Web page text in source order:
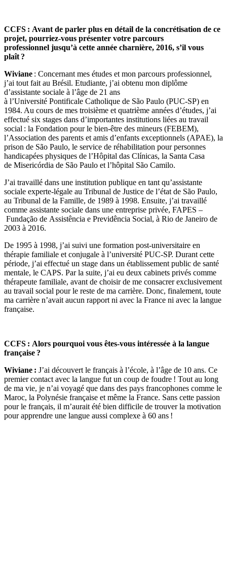
CCFS : Avant de parler plus en détail de la concrétisation de ce
projet, pourriez-vous présenter votre parcours
professionnel jusqu’à cette année charnière, 2016, s’il vous
plaît ?
Wiviane : Concernant mes études et mon parcours professionnel,
j’ai tout fait au Brésil. Etudiante, j’ai obtenu mon diplôme
d’assistante sociale à l’âge de 21 ans
à l’Université Pontificale Catholique de São Paulo (PUC-SP) en
1984. Au cours de mes troisième et quatrième années d’études, j’ai
effectué six stages dans d’importantes institutions liées au travail
social : la Fondation pour le bien-être des mineurs (FEBEM),
l’Association des parents et amis d’enfants exceptionnels (APAE), la
prison de São Paulo, le service de réhabilitation pour personnes
handicapées physiques de l’Hôpital das Clínicas, la Santa Casa
de Misericórdia de São Paulo et l’hôpital São Camilo.
J’ai travaillé dans une institution publique en tant qu’assistante
sociale experte-légale au Tribunal de Justice de l’état de São Paulo,
au Tribunal de la Famille, de 1989 à 1998. Ensuite, j’ai travaillé
comme assistante sociale dans une entreprise privée, FAPES –
Fundação de Assistência e Previdência Social, à Rio de Janeiro de
2003 à 2016.
De 1995 à 1998, j’ai suivi une formation post-universitaire en
thérapie familiale et conjugale à l’université PUC-SP. Durant cette
période, j’ai effectué un stage dans un établissement public de santé
mentale, le CAPS. Par la suite, j’ai eu deux cabinets privés comme
thérapeute familiale, avant de choisir de me consacrer exclusivement
au travail social pour le reste de ma carrière. Donc, finalement, toute
ma carrière n’avait aucun rapport ni avec la France ni avec la langue
française.
CCFS : Alors pourquoi vous êtes-vous intéressée à la langue
française ?
Wiviane : J’ai découvert le français à l’école, à l’âge de 10 ans. Ce
premier contact avec la langue fut un coup de foudre ! Tout au long
de ma vie, je n’ai voyagé que dans des pays francophones comme le
Maroc, la Polynésie française et même la France. Sans cette passion
pour le français, il m’aurait été bien difficile de trouver la motivation
pour apprendre une langue aussi complexe à 60 ans !